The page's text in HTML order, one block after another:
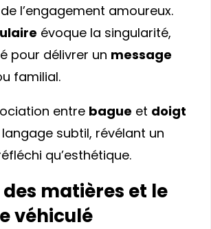
l’engagement amoureux.
évoque la singularité,
pour délivrer un message
familial.
entre bague et doigt
subtil, révélant un
qu’esthétique.
des matières et le
véhiculé